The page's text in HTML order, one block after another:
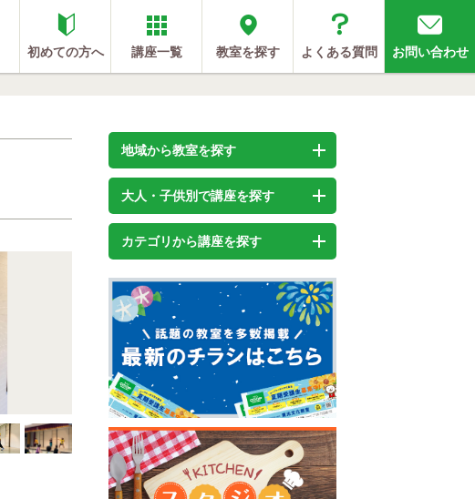
初めての方へ 講座一覧 教室を探す よくある質問 お問い合わせ
地域から教室を探す
大人・子供別で講座を探す
カテゴリから講座を探す